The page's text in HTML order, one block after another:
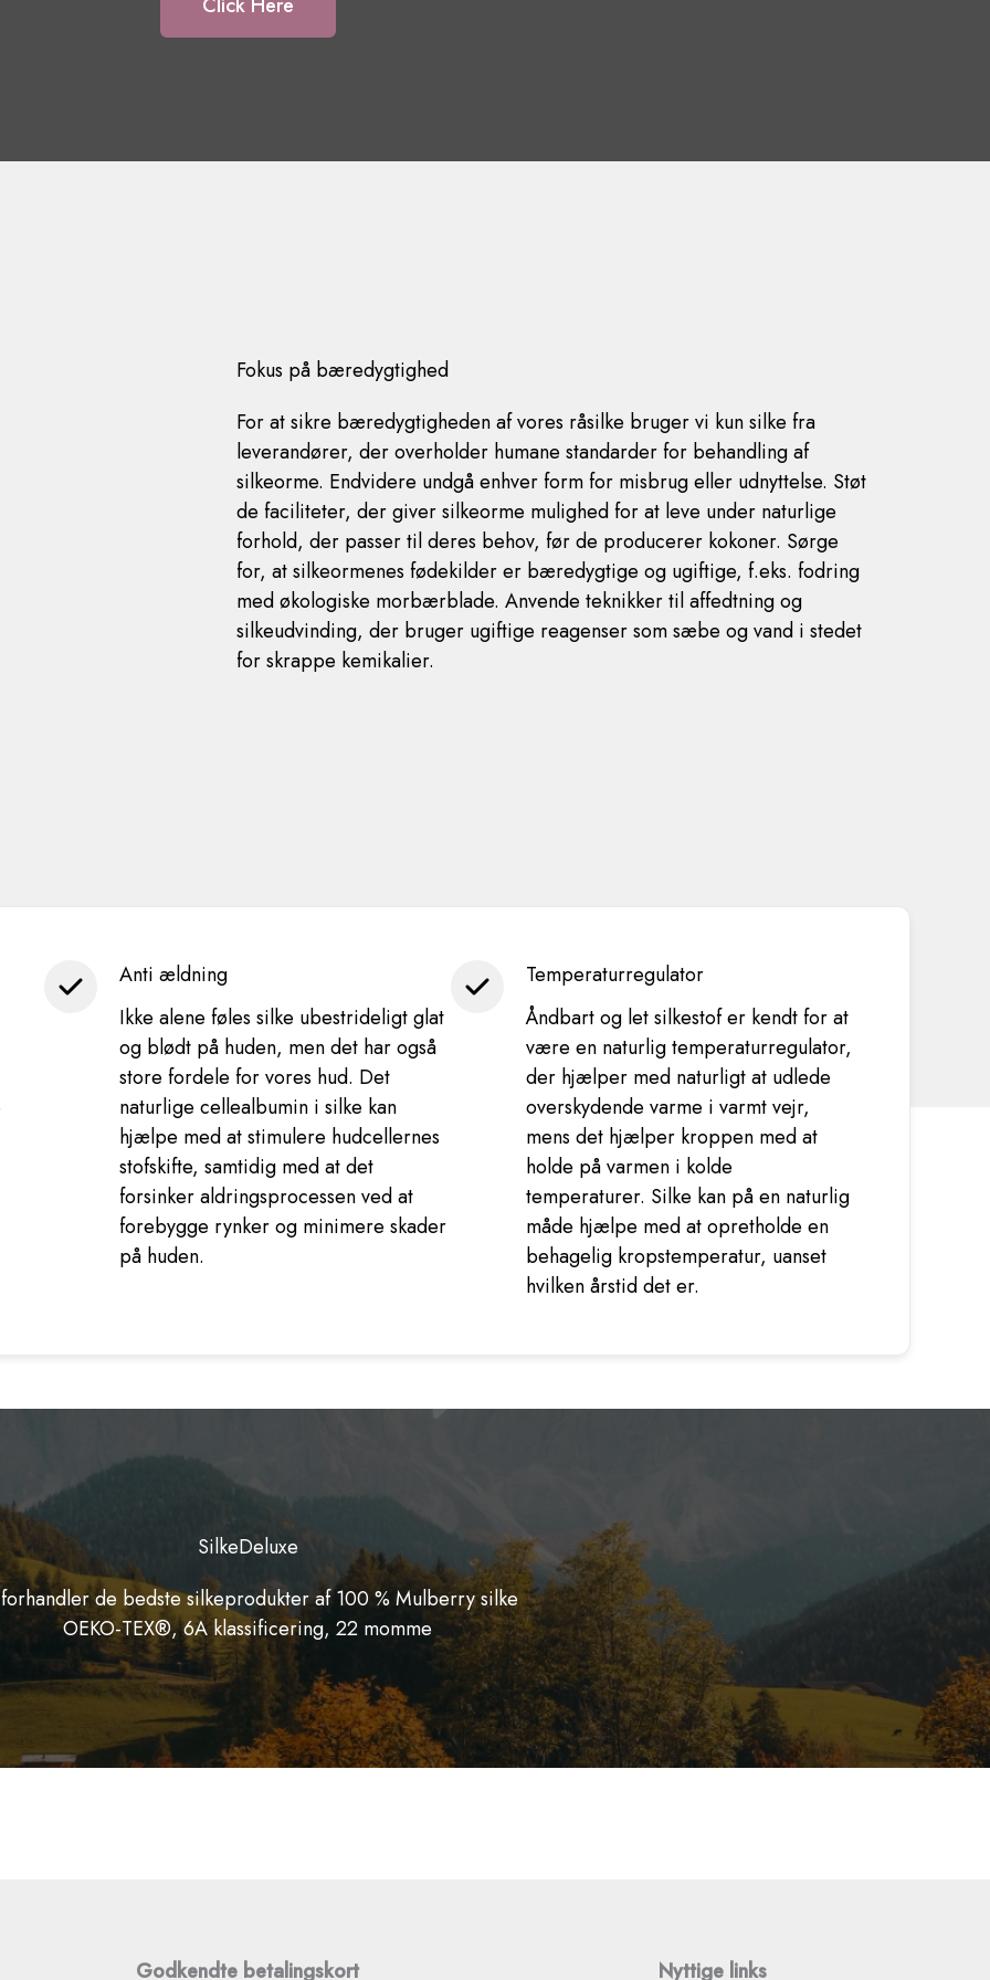
Fokus på bæredygtighed
For at sikre bæredygtigheden af vores råsilke bruger vi kun silke fra
leverandører, der overholder humane standarder for behandling af
silkeorme. Endvidere undgå enhver form for misbrug eller udnyttelse. Støt
de faciliteter, der giver silkeorme mulighed for at leve under naturlige
forhold, der passer til deres behov, før de producerer kokoner. Sørge
for, at silkeormenes fødekilder er bæredygtige og ugiftige, f.eks. fodring
med økologiske morbærblade. Anvende teknikker til affedtning og
silkeudvinding, der bruger ugiftige reagenser som sæbe og vand i stedet
for skrappe kemikalier.
Anti ældning
Ikke alene føles silke ubestrideligt glat
og blødt på huden, men det har også
store fordele for vores hud. Det
naturlige cellealbumin i silke kan
hjælpe med at stimulere hudcellernes
stofskifte, samtidig med at det
forsinker aldringsprocessen ved at
forebygge rynker og minimere skader
på huden.
Temperaturregulator
Åndbart og let silkestof er kendt for at
være en naturlig temperaturregulator,
der hjælper med naturligt at udlede
overskydende varme i varmt vejr,
mens det hjælper kroppen med at
holde på varmen i kolde
temperaturer. Silke kan på en naturlig
måde hjælpe med at opretholde en
behagelig kropstemperatur, uanset
hvilken årstid det er.
SilkeDeluxe
de bedste silkeprodukter af 100 % Mulberry silke
OEKO-TEX®, 6A klassificering, 22 momme
Godkendte betalingskort Nyttige links